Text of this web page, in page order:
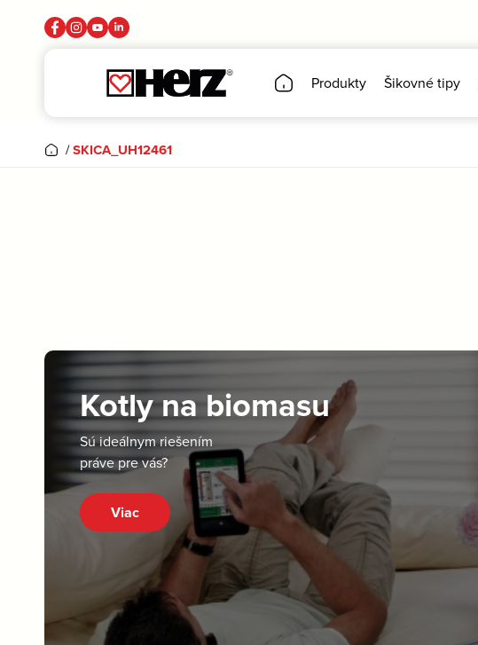
Produkty Šikovné tipy
/SKICA_UH12461
Kotly na biomasu
Sú ideálnym riešením
práve pre vás?
Viac